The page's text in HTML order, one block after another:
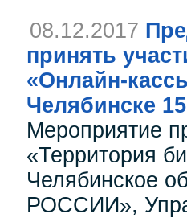
08.12.2017
принять
«Онлайн-
Челябинске
Мероприятие
«Территория
Челябинское
РОССИИ»,